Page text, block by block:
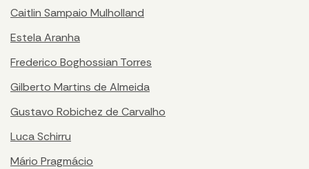
Caitlin Sampaio Mulholland
Estela Aranha
Frederico Boghossian Torres
Gilberto Martins de Almeida
Gustavo Robichez de Carvalho
Luca Schirru
Mário Pragmácio